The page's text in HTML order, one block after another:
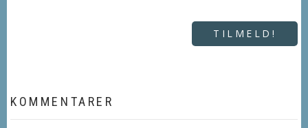
TILMELD!
KOMMENTARER